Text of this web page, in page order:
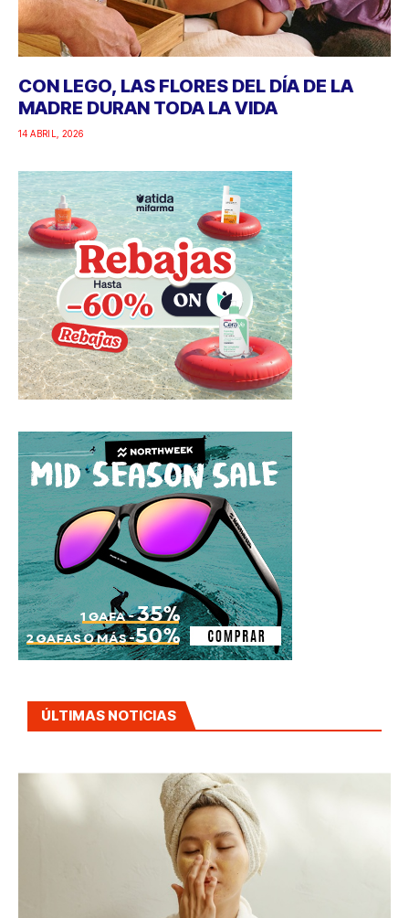
CON LEGO, LAS FLORES DEL DÍA DE LA
MADRE DURAN TODA LA VIDA
14 ABRIL, 2026
ÚLTIMAS NOTICIAS